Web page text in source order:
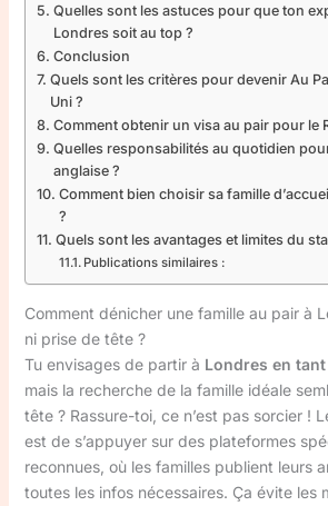
Quelles sont les astuces pour que ton
Londres soit au top ?
Conclusion
Quels sont les critères pour devenir Au
Uni ?
Comment obtenir un visa au pair pour le
Quelles responsabilités au quotidien
anglaise ?
Comment bien choisir sa famille
?
Quels sont les avantages et limites du
Publications similaires :
Comment dénicher une famille au pair à
ni prise de tête ?
Tu envisages de partir à Londres en
mais la recherche de la famille idéale
tête ? Rassure-toi, ce n’est pas sorcier !
est de s’appuyer sur des plateformes
reconnues, où les familles publient leurs
toutes les infos nécessaires. Ça évite les